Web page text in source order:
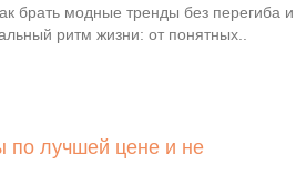
брать модные тренды без перегиба и
ритм жизни: от понятных..
по лучшей цене и не